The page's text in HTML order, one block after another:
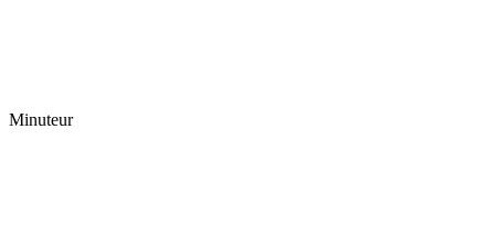
Minuteur